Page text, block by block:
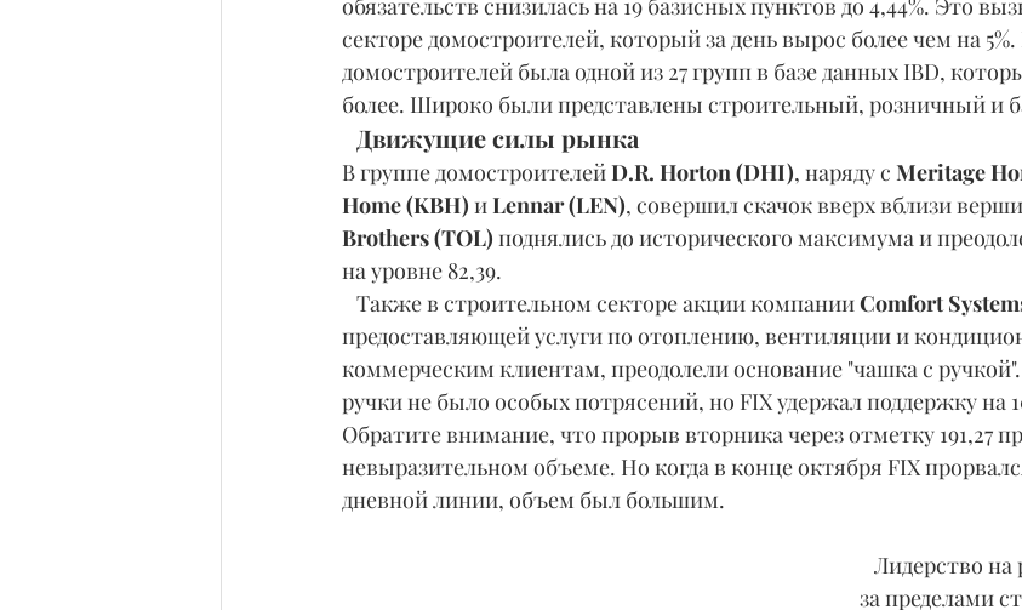
обязательств снизилась на 19 базисных пунктов до 4,44%. Это
секторе домостроителей, который за день вырос более чем на
домостроителей была одной из 27 групп в базе данных IBD,
более. Широко были представлены строительный, розничный и
Движущие силы рынка
В группе домостроителей D.R. Horton (DHI), наряду с Meritage
Home (KBH) и Lennar (LEN), совершил скачок вверх вблизи
Brothers (TOL) поднялись до исторического максимума и
на уровне 82,39.
   Также в строительном секторе акции компании
Comfort
предоставляющей услуги по отоплению, вентиляции и
коммерческим клиентам, преодолели основание "чашка с
ручки не было особых потрясений, но FIX удержал поддержку на
Обратите внимание, что прорыв вторника через отметку 191,27
невыразительном объеме. Но когда в конце октября FIX
дневной линии, объем был большим.
за пределами